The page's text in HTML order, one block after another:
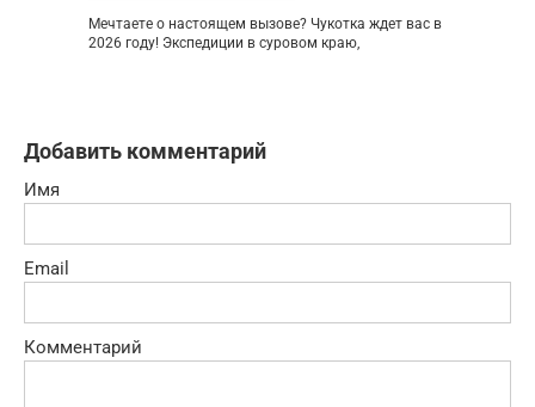
Мечтаете о настоящем вызове? Чукотка ждет вас в
2026 году! Экспедиции в суровом краю,
Добавить комментарий
Имя
Email
Комментарий